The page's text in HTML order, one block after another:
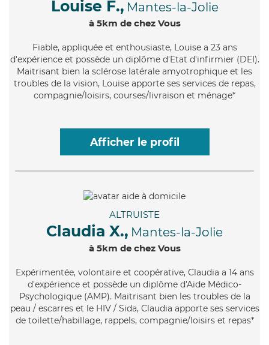
Louise F., Mantes-la-Jolie
à 5km de chez Vous
Fiable, appliquée et enthousiaste, Louise a 23 ans
d'expérience et possède un diplôme d'Etat d'infirmier (DEI).
Maitrisant bien la sclérose latérale amyotrophique et les
troubles de la vision, Louise apporte ses services de repas,
compagnie/loisirs, courses/livraison et ménage*
Afficher le profil
ALTRUISTE
Claudia X., Mantes-la-Jolie
à 5km de chez Vous
Expérimentée, volontaire et coopérative, Claudia a 14 ans
d'expérience et possède un diplôme d'Aide Médico-
Psychologique (AMP). Maitrisant bien les troubles de la
peau / escarres et le HIV / Sida, Claudia apporte ses services
de toilette/habillage, rappels, compagnie/loisirs et repas*